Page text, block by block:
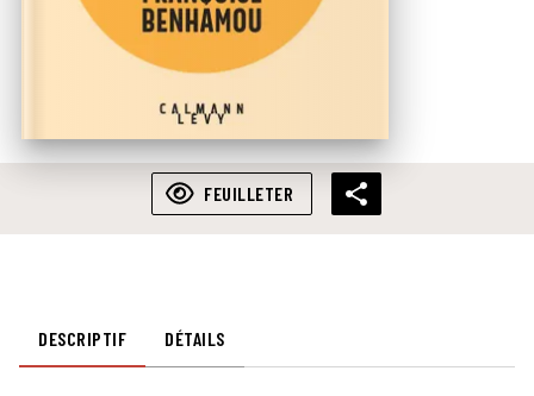
FEUILLETER
DESCRIPTIF DÉTAILS